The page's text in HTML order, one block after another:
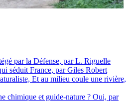
par la Défense, par L. Riguelle
séduit France, par Giles Robert
Et au milieu coule une rivière,
chimique et guide-nature ? Oui, par